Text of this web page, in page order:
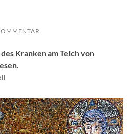
Kranken am Teich von